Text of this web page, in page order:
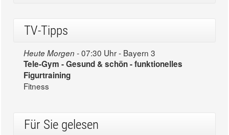
TV-Tipps
Heute Morgen -07:30 Uhr - Bayern 3
Tele-Gym - Gesund & schön - funktionelles
Figurtraining
Fitness
Für Sie gelesen